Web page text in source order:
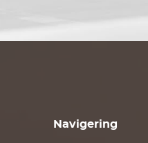
Navigering